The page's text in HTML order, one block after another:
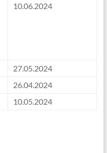
10.06.2024
27.05.2024
26.04.2024
10.05.2024